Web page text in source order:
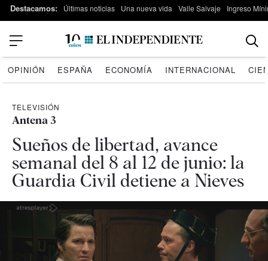
Destacamos: Últimas noticias Una nueva vida Valle Salvaje Ingreso
OPINIÓN ESPAÑA ECONOMÍA INTERNACIONAL
TELEVISIÓN
Antena 3
Sueños de libertad, avance
semanal del 8 al 12 de junio: la
Guardia Civil detiene a Nieves